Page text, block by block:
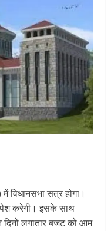
सत्र होगा।
पेश करेगी। इसके साथ
दिनों लगातार बजट को आम